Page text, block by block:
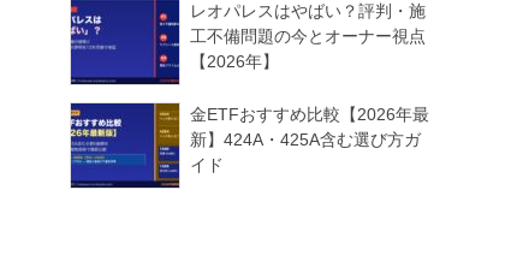
レオパレスはやばい？評判・施
工不備問題の今とオーナー視点
【2026年】
金ETFおすすめ比較【2026年最
新】424A・425A含む選び方ガ
イド